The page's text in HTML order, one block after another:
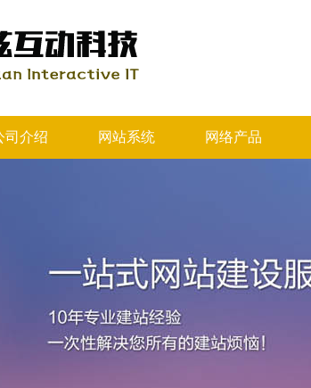
司介绍 网站系统 网络产品